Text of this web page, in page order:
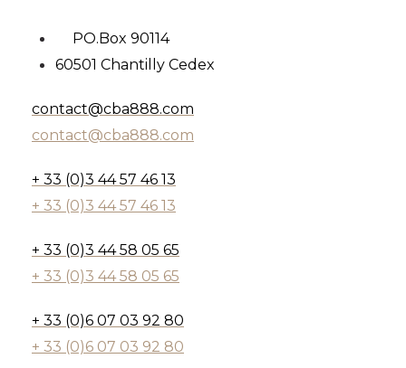
PO.Box 90114
60501 Chantilly Cedex
contact@cba888.com
contact@cba888.com
+ 33 (0)3 44 57 46 13
+ 33 (0)3 44 57 46 13
+ 33 (0)3 44 58 05 65
+ 33 (0)3 44 58 05 65
+ 33 (0)6 07 03 92 80
+ 33 (0)6 07 03 92 80